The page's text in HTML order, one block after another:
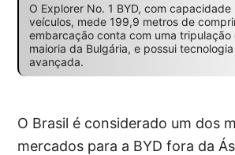
O Explorer No. 1 BYD, com capacidade
veículos, mede 199,9 metros de
embarcação conta com uma tripulação
maioria da Bulgária, e possui
avançada.
O Brasil é considerado um dos
mercados para a BYD fora da